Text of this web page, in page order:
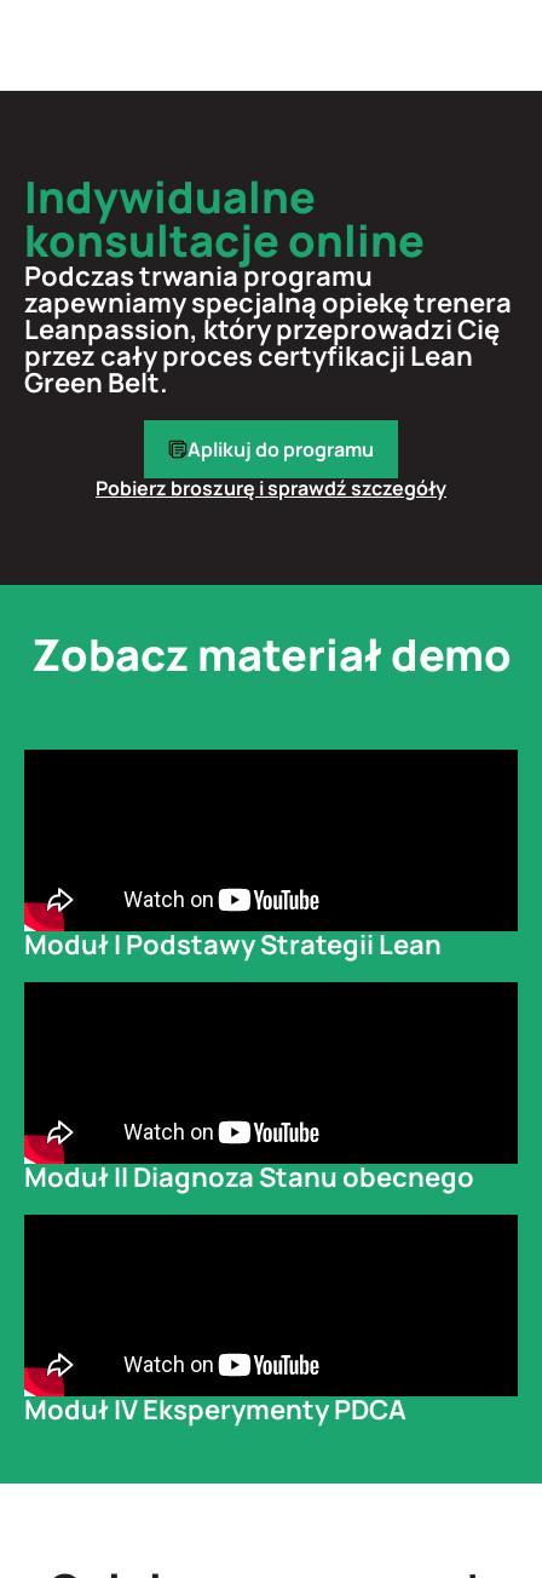
Indywidualne
konsultacje online
Podczas trwania programu
zapewniamy specjalną opiekę trenera
Leanpassion, który przeprowadzi Cię
przez cały proces certyfikacji Lean
Green Belt.
Aplikuj do programu
Pobierz broszurę i sprawdź szczegóły
Zobacz materiał demo
Moduł I Podstawy Strategii Lean
Moduł II Diagnoza Stanu obecnego
Moduł IV Eksperymenty PDCA